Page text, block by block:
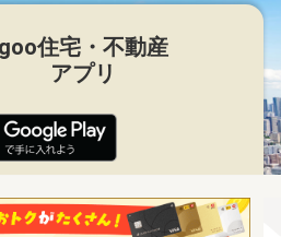
goo住宅・不動産
アプリ